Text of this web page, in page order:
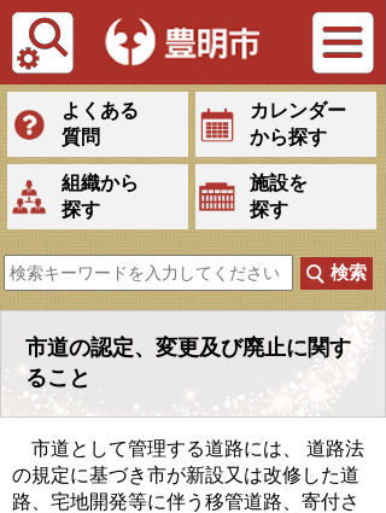
Tiếng Việt
よくある
質問
カレンダー
から探す
組織から
探す
施設を
探す
市道の認定、変更及び廃止に関す
ること
市道として管理する道路には、 道路法
の規定に基づき市が新設又は改修した道
路、宅地開発等に伴う移管道路、寄付さ